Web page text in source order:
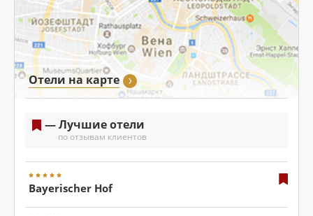
Отели на карте
— Лучшие отели
по отзывам клиентов
Bayerischer Hof